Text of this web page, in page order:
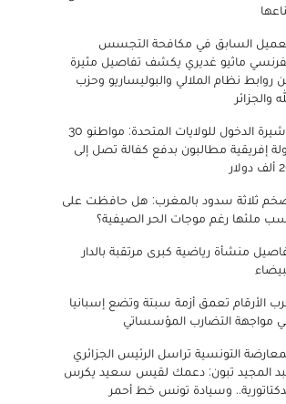
السابق في مكافحة التجسس
ماثيو غديري يكشف تفاصيل مثيرة
روابط نظام الملالي والبوليساريو وحزب
والجزائر
تأشيرة الدخول للولايات المتحدة: مواطنو 30
إفريقية مطالبون بدفع كفالة تصل إلى
ثلاثة سدود بالمغرب: هل حافظت على
ملئها رغم موجات الحر الصيفية؟
منشأة رياضية كبرى مرتقبة بالدار
الأرقام تعمق أزمة سبتة وتضع إسبانيا
مواجهة التضارب المؤسساتي
التونسية تراسل الرئيس الجزائري
المجيد تبون: دعمك لقيس سعيد يكرس
وسيادة تونس خط أحمر